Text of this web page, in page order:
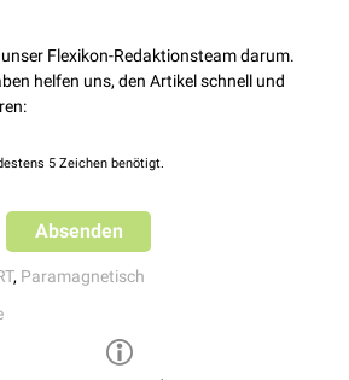
verwendet.
Flexikon-Redaktionsteam darum.
helfen uns, den Artikel schnell und
5 Zeichen benötigt.
Absenden
, Paramagnetisch